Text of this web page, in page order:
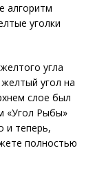
алгоритм
уголки
угла
угол на
слое был
«Угол Рыбы»
и теперь,
полностью